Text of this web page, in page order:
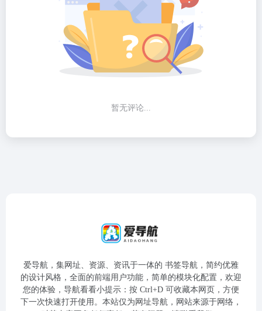
暂无评论...
爱导航，集网址、资源、资讯于一体的 书签导航，简约优雅
的设计风格，全面的前端用户功能，简单的模块化配置，欢迎
您的体验，导航看看小提示：按 Ctrl+D 可收藏本网页，方便
下一次快速打开使用。本站仅为网址导航，网站来源于网络，